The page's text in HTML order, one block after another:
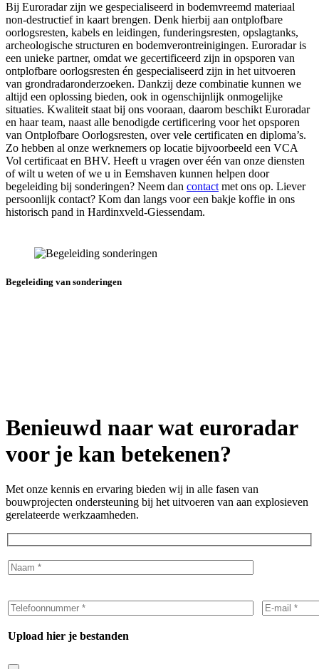
Bij Euroradar zijn we gespecialiseerd in bodemvreemd materiaal
non-destructief in kaart brengen. Denk hierbij aan ontplofbare
oorlogsresten, kabels en leidingen, funderingsresten, opslagtanks,
archeologische structuren en bodemverontreinigingen. Euroradar is
een unieke partner, omdat we gecertificeerd zijn in opsporen van
ontplofbare oorlogsresten én gespecialiseerd zijn in het uitvoeren
van grondradaronderzoeken. Dankzij deze combinatie kunnen we
altijd een oplossing bieden, ook in ogenschijnlijk onmogelijke
situaties. Kwaliteit staat bij ons vooraan, daarom beschikt Euroradar
en haar team, naast alle benodigde certificering voor het opsporen
van Ontplofbare Oorlogsresten, over vele certificaten en diploma’s.
Zo hebben al onze werknemers op locatie bijvoorbeeld een VCA
Vol certificaat en BHV. Heeft u vragen over één van onze diensten
of wilt u weten of we u in Eemshaven kunnen helpen door
begeleiding bij sonderingen? Neem dan contactmet ons op. Liever
persoonlijk contact? Kom dan langs voor een bakje koffie in ons
historisch pand in Hardinxveld-Giessendam.
Begeleiding van sonderingen
Benieuwd naar wat euroradar
voor je kan betekenen?
Met onze kennis en ervaring bieden wij in alle fasen van
bouwprojecten ondersteuning bij het uitvoeren van aan explosieven
gerelateerde werkzaamheden.
Upload hier je bestanden